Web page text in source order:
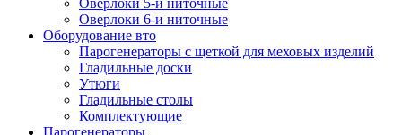
Оверлоки 5-и ниточные
Оверлоки 6-и ниточные
Оборудование вто
Парогенераторы с щеткой для меховых изделий
Гладильные доски
Утюги
Гладильные столы
Комплектующие
Парогенераторы